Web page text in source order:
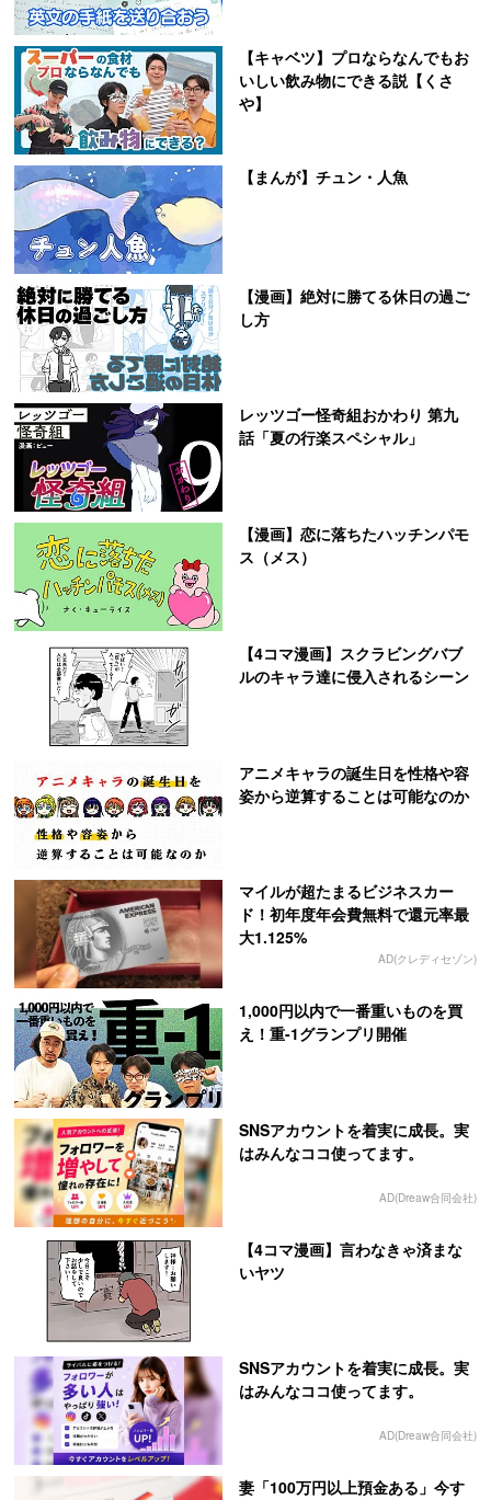
【キャベツ】プロならなんでもお
いしい飲み物にできる説【くさ
や】
【まんが】チュン・人魚
【漫画】絶対に勝てる休日の過ご
し方
レッツゴー怪奇組おかわり 第九
話「夏の行楽スペシャル」
【漫画】恋に落ちたハッチンパモ
ス（メス）
【4コマ漫画】スクラビングバブ
ルのキャラ達に侵入されるシーン
アニメキャラの誕生日を性格や容
姿から逆算することは可能なのか
マイルが超たまるビジネスカー
ド！初年度年会費無料で還元率最
大1.125%
AD(クレディセゾン)
1,000円以内で一番重いものを買
え！重-1グランプリ開催
SNSアカウントを着実に成長。実
はみんなココ使ってます。
AD(Dreaw合同会社)
【4コマ漫画】言わなきゃ済まな
いヤツ
SNSアカウントを着実に成長。実
はみんなココ使ってます。
AD(Dreaw合同会社)
妻「100万円以上預金ある」今す